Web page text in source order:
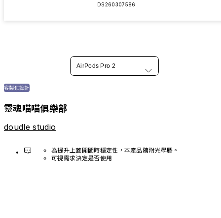
DS260307586
AirPods Pro 2
客製化設計
靈魂喵喵俱樂部
doudle studio
為提升上蓋開闔時穩定性，本產品隨附光學膠。
可視需求決定是否使用